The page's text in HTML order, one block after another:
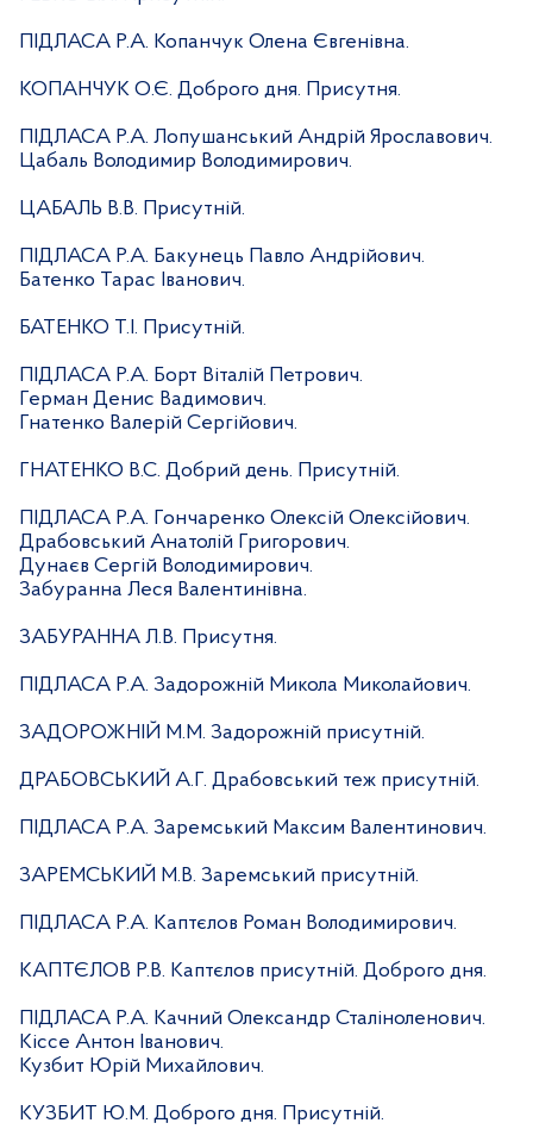
ПІДЛАСА Р.А. Копанчук Олена Євгенівна.
КОПАНЧУК О.Є. Доброго дня. Присутня.
ПІДЛАСА Р.А. Лопушанський Андрій Ярославович.
Цабаль Володимир Володимирович.
ЦАБАЛЬ В.В. Присутній.
ПІДЛАСА Р.А. Бакунець Павло Андрійович.
Батенко Тарас Іванович.
БАТЕНКО Т.І. Присутній.
ПІДЛАСА Р.А. Борт Віталій Петрович.
Герман Денис Вадимович.
Гнатенко Валерій Сергійович.
ГНАТЕНКО В.С. Добрий день. Присутній.
ПІДЛАСА Р.А. Гончаренко Олексій Олексійович.
Драбовський Анатолій Григорович.
Дунаєв Сергій Володимирович.
Забуранна Леся Валентинівна.
ЗАБУРАННА Л.В. Присутня.
ПІДЛАСА Р.А. Задорожній Микола Миколайович.
ЗАДОРОЖНІЙ М.М. Задорожній присутній.
ДРАБОВСЬКИЙ А.Г. Драбовський теж присутній.
ПІДЛАСА Р.А. Заремський Максим Валентинович.
ЗАРЕМСЬКИЙ М.В. Заремський присутній.
ПІДЛАСА Р.А. Каптєлов Роман Володимирович.
КАПТЄЛОВ Р.В. Каптєлов присутній. Доброго дня.
ПІДЛАСА Р.А. Качний Олександр Сталіноленович.
Кіссе Антон Іванович.
Кузбит Юрій Михайлович.
КУЗБИТ Ю.М. Доброго дня. Присутній.